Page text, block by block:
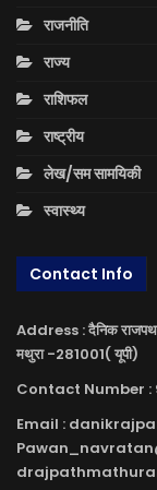
राजनीति
राज्य
राशिफल
राष्ट्रीय
लेख/सम सामयिकी
स्वास्थ्य
Contact Info
Address : दैनिक
मथुरा -281001( यूपी)
Contact Number :
Email :